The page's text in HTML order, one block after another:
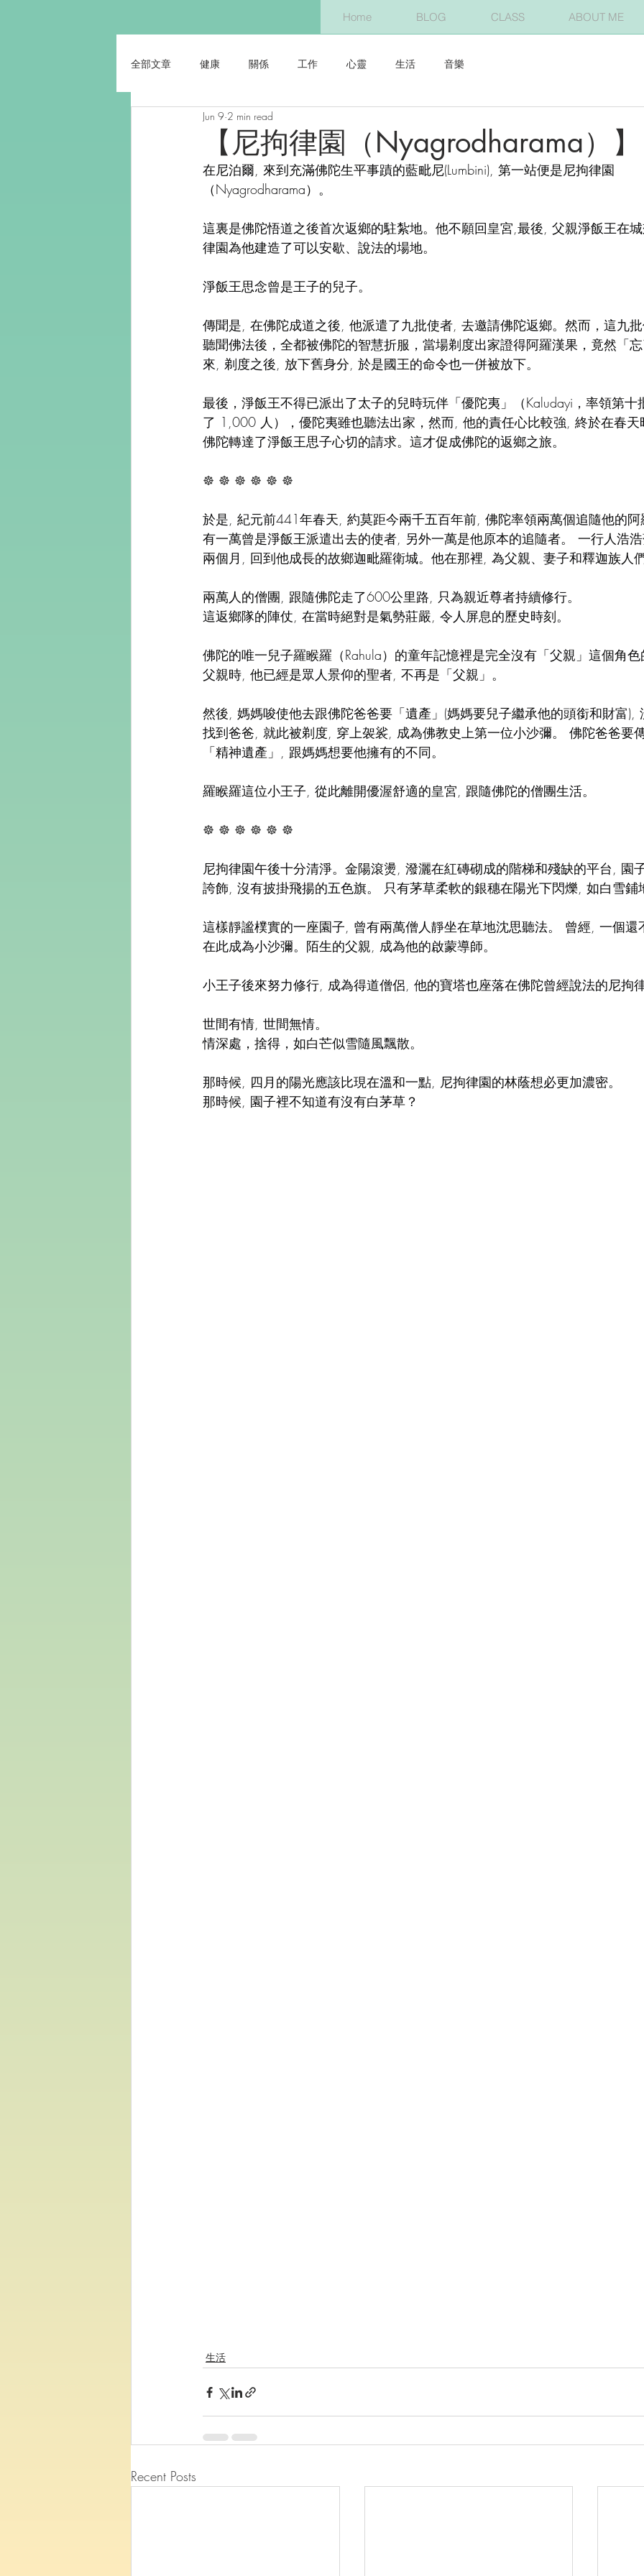
Home BLOG CLASS ABOUT ME
全部文章 健康 關係 工作 心靈 生活 音樂
【尼拘律園（Nyagrodharama）】
Jun 9 2 min read
在尼泊爾, 來到充滿佛陀生平事蹟的藍毗尼(Lumbini), 第一站便是尼拘律園
（Nyagrodharama）。
這裏是佛陀悟道之後首次返鄉的駐紮地。他不願回皇宮,最後, 父親淨飯王在
律園為他建造了可以安歇、說法的場地。
淨飯王思念曾是王子的兒子。
傳聞是, 在佛陀成道之後, 他派遣了九批使者, 去邀請佛陀返鄉。然而，這九
聽聞佛法後，全都被佛陀的智慧折服，當場剃度出家證得阿羅漢果，竟然「
來, 剃度之後, 放下舊身分, 於是國王的命令也一併被放下。
最後，淨飯王不得已派出了太子的兒時玩伴「優陀夷」（Kaludayi，率領第十
了 1,000 人），優陀夷雖也聽法出家，然而, 他的責任心比較強, 終於在春天
佛陀轉達了淨飯王思子心切的請求。這才促成佛陀的返鄉之旅。
☸️ ☸️ ☸️ ☸️ ☸️ ☸️
於是, 紀元前441年春天, 約莫距今兩千五百年前, 佛陀率領兩萬個追隨他的
有一萬曾是淨飯王派遣出去的使者, 另外一萬是他原本的追隨者。 一行人浩
兩個月, 回到他成長的故鄉迦毗羅衛城。他在那裡, 為父親、妻子和釋迦族人
兩萬人的僧團, 跟隨佛陀走了600公里路, 只為親近尊者持續修行。
這返鄉隊的陣仗, 在當時絕對是氣勢莊嚴, 令人屏息的歷史時刻。
佛陀的唯一兒子羅睺羅（Rahula）的童年記憶裡是完全沒有「父親」這個角
父親時, 他已經是眾人景仰的聖者, 不再是「父親」。
然後, 媽媽唆使他去跟佛陀爸爸要「遺產」(媽媽要兒子繼承他的頭銜和財富),
找到爸爸, 就此被剃度, 穿上袈裟, 成為佛教史上第一位小沙彌。 佛陀爸爸要
「精神遺產」, 跟媽媽想要他擁有的不同。
羅睺羅這位小王子, 從此離開優渥舒適的皇宮, 跟隨佛陀的僧團生活。
☸️ ☸️ ☸️ ☸️ ☸️ ☸️
尼拘律園午後十分清淨。金陽滾燙, 潑灑在紅磚砌成的階梯和殘缺的平台, 園
誇飾, 沒有披掛飛揚的五色旗。 只有茅草柔軟的銀穗在陽光下閃爍, 如白雪鋪
這樣靜謐樸實的一座園子, 曾有兩萬僧人靜坐在草地沈思聽法。 曾經, 一個還
在此成為小沙彌。陌生的父親, 成為他的啟蒙導師。
小王子後來努力修行, 成為得道僧侶, 他的寶塔也座落在佛陀曾經說法的尼拘
世間有情, 世間無情。
情深處，捨得，如白芒似雪隨風飄散。
那時候, 四月的陽光應該比現在溫和一點, 尼拘律園的林蔭想必更加濃密。
那時候, 園子裡不知道有沒有白茅草？
生活
Recent Posts